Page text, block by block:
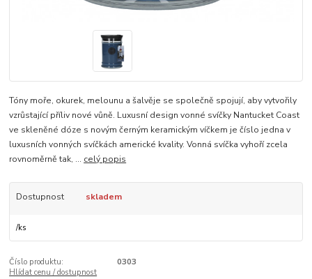
Tóny moře, okurek, melounu a šalvěje se společně spojují, aby vytvořily
vzrůstající příliv nové vůně. Luxusní design vonné svíčky Nantucket Coast
ve skleněné dóze s novým černým keramickým víčkem je číslo jedna v
luxusních vonných svíčkách americké kvality. Vonná svíčka vyhoří zcela
rovnoměrně tak, ... celý popis
Dostupnost skladem
/ks
Číslo produktu:
0303
Hlídat cenu / dostupnost